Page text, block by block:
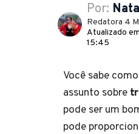
Por:
Redatora 4
Atualizado
15:45
Você sabe
assunto sobre
pode ser um
pode